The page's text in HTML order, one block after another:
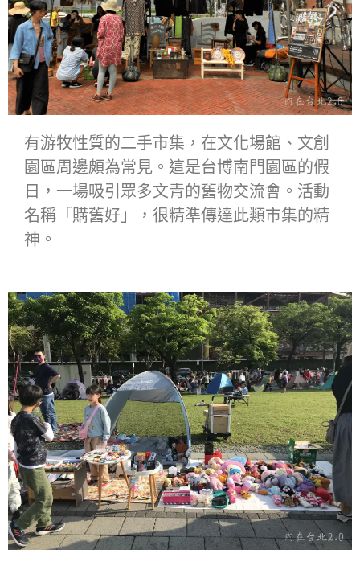
有游牧性質的二手市集，在文化場館、文創
園區周邊頗為常見。這是台博南門園區的假
日，一場吸引眾多文青的舊物交流會。活動
名稱「購舊好」，很精準傳達此類市集的精
神。